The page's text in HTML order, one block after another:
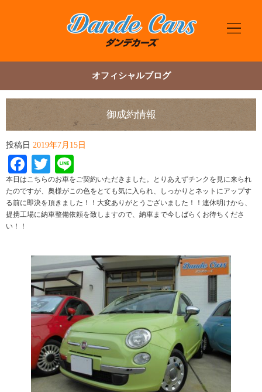
オフィシャルブログ
御成約情報
投稿日 2019年7月15日
Facebook
Twitter
本日はこちらのお車をご契約いただきました。とりあえずチンクを見に来られ
たのですが、奥様がこの色をとても気に入られ、しっかりとネットにアップす
る前に即決を頂きました！！大変ありがとうございました！！連休明けから、
提携工場に納車整備依頼を致しますので、納車まで今しばらくお待ちくださ
い！！